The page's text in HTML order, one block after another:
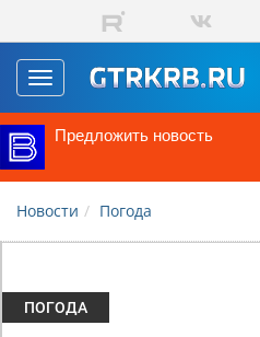
Перейти к основному содержанию
Toggle
navigation
Предложить новость
Новости Погода
ПОГОДА